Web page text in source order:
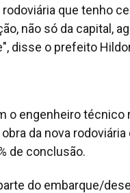
que tenho
não só da capital,
disse o prefeito
o engenheiro técnico
obra da nova
de conclusão.
do embarque/